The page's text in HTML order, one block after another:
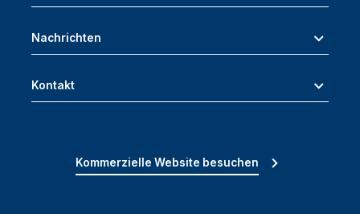
Nachrichten
Kontakt
Kommerzielle Website besuchen